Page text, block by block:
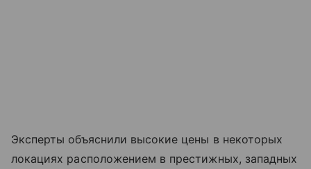
Эксперты объяснили высокие цены в некоторых
локациях расположением в престижных, западных